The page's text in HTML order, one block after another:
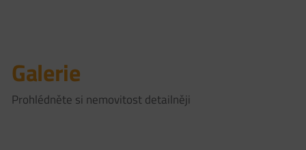
Galerie
Prohlédněte si nemovitost detailněji